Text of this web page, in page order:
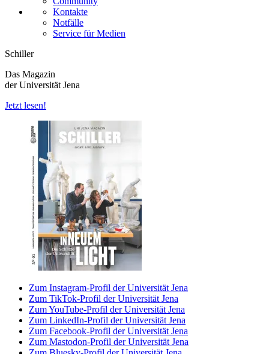
Kontakte
Notfälle
Service für Medien
Schiller
Das Magazin
der Universität Jena
Jetzt lesen!
Zum Instagram-Profil der Universität Jena
Zum TikTok-Profil der Universität Jena
Zum YouTube-Profil der Universität Jena
Zum LinkedIn-Profil der Universität Jena
Zum Facebook-Profil der Universität Jena
Zum Mastodon-Profil der Universität Jena